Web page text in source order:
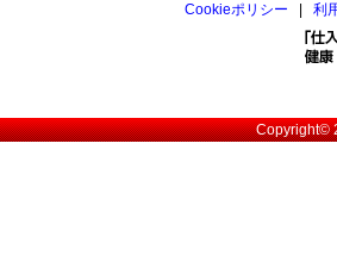
Cookieポリシー
利
Copyright©